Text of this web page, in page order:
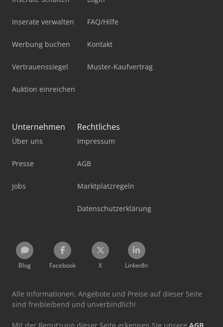
Inserate verwalten
Werbung buchen
Vertrauenssiegel
Auktion einreichen
FAQ/Hilfe
Kontakt
Muster-Kaufvertrag
Unternehmen
Über uns
Presse
Jobs
Rechtliches
Impressum
AGB
Marktplatzregeln
Datenschutzerklärung
Blog Facebook X LinkedIn
Alle Informationen, Angebote und Preise auf dieser Seite
sind freibleibend und unverbindlich!
Mit der Benutzung dieser Seite erkennen Sie unsere AGB